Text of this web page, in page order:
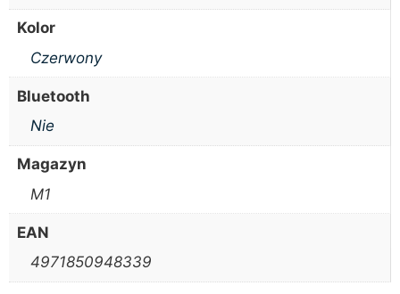
Kolor
Czerwony
Bluetooth
Nie
Magazyn
M1
EAN
4971850948339